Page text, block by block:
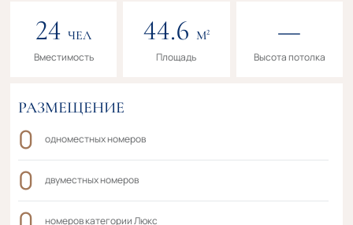
24ЧЕЛ
Вместимость
44.6 М2
Площадь
—
Высота потолка
РАЗМЕЩЕНИЕ
0 одноместных номеров
0 двуместных номеров
номеров категории Люкс